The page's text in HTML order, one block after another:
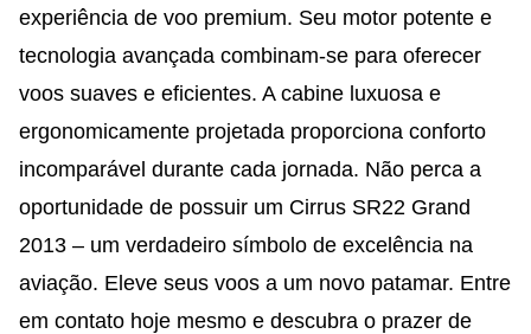
experiência de voo premium. Seu motor potente e
tecnologia avançada combinam-se para oferecer
voos suaves e eficientes. A cabine luxuosa e
ergonomicamente projetada proporciona conforto
incomparável durante cada jornada. Não perca a
oportunidade de possuir um Cirrus SR22 Grand
2013 – um verdadeiro símbolo de excelência na
aviação. Eleve seus voos a um novo patamar. Entre
em contato hoje mesmo e descubra o prazer de